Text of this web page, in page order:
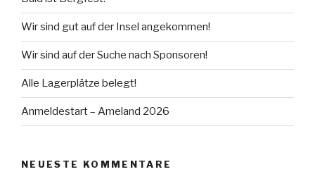
Wir sind gut auf der Insel angekommen!
Wir sind auf der Suche nach Sponsoren!
Alle Lagerplätze belegt!
Anmeldestart – Ameland 2026
NEUESTE KOMMENTARE